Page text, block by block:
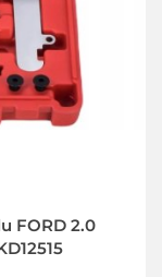
FORD 2.0